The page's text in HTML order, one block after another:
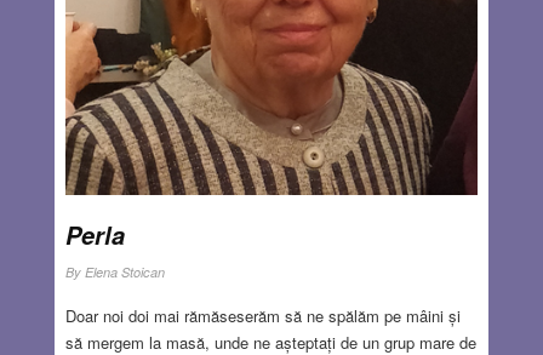
această mică fotografie de familie, în speranţa că ne vom
revedea cât de curând. Eszter şi Smáji, Crasna, 9 XII,
1946”. Am privit cu luare aminte fotografia şi am
recunoscut persoanele din instantaneul surprins în faţa
casei din Crasna, în 1946. Mi-am dat seama cine sunt
pentru că le-am cunoscut şi eu, cu vreo 35-40 de ani mai
târziu decât momentul surprins de obiectivul aparatului de
fotografiat.
Read more…
Perla
By Elena Stoican
Doar noi doi mai rămăseserăm să ne spălăm pe mâini și
să mergem la masă, unde ne așteptați de un grup mare de